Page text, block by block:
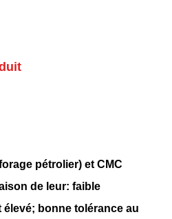
pétrolier) et CMC
de leur: faible
bonne tolérance au